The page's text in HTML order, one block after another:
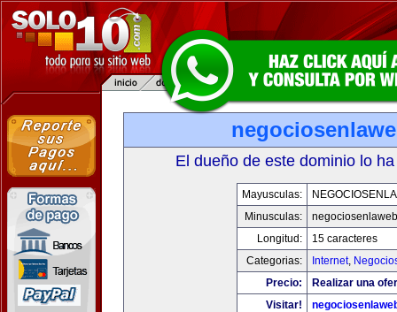
El dueño de este dominio lo
Mayusculas:
Minusculas:
Longitud:
15 caracteres
Categorias:
Internet,
Precio:
Realizar una
Visitar!